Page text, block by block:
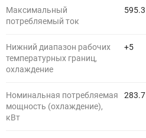
Максимальный
потребляемый ток
595.3
Нижний диапазон рабочих
температурных границ,
охлаждение
+5
Номинальная потребляемая
мощность (охлаждение),
кВт
283.7